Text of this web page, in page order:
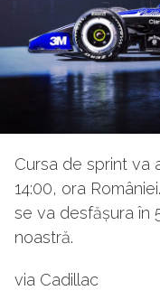
Cursa de sprint va
14:00, ora
se va desfășura în
noastră.
via Cadillac